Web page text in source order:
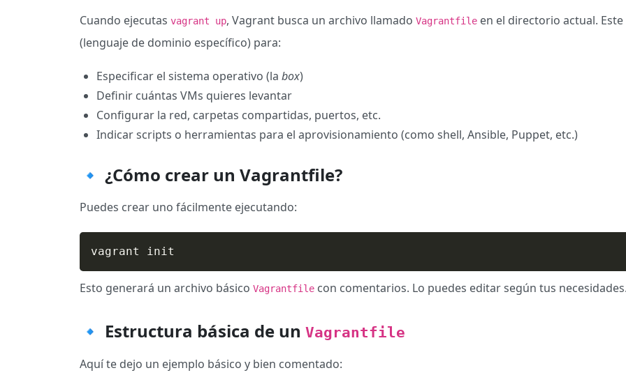
Cuando ejecutas vagrant up, Vagrant busca un archivo llamado Vagrantfile en el directorio actual.
(lenguaje de dominio específico) para:
Especificar el sistema operativo (la box)
Definir cuántas VMs quieres levantar
Configurar la red, carpetas compartidas, puertos, etc.
Indicar scripts o herramientas para el aprovisionamiento (como shell, Ansible, Puppet, etc.)
🔹 ¿Cómo crear un Vagrantfile?
Puedes crear uno fácilmente ejecutando:
vagrant init
Esto generará un archivo básico Vagrantfile con comentarios. Lo puedes editar según tus
🔹 Estructura básica de un Vagrantfile
Aquí te dejo un ejemplo básico y bien comentado: